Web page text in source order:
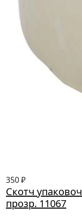
350 ₽
Скотч
прозр. 11067